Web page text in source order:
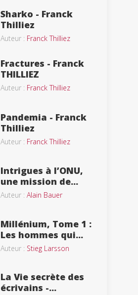
Sharko - Franck
Thilliez
Auteur : Franck Thilliez
Fractures - Franck
THILLIEZ
Auteur : Franck Thilliez
Pandemia - Franck
Thilliez
Auteur : Franck Thilliez
Intrigues à l’ONU,
une mission de...
Auteur : Alain Bauer
Millénium, Tome 1 :
Les hommes qui...
Auteur : Stieg Larsson
La Vie secrète des
écrivains -...